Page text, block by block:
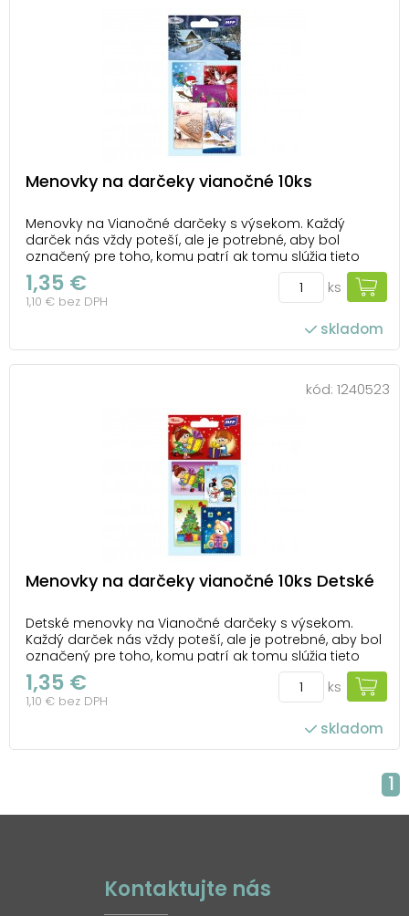
Menovky na darčeky vianočné 10ks
Menovky na Vianočné darčeky s výsekom. Každý
darček nás vždy poteší, ale je potrebné, aby bol
označený pre toho, komu patrí ak tomu slúžia tieto
farebné menovky s vianočnými motívmi, ktoré darček
spestrí! BALENIE OBSAHUJE: - 10 kusov menoviek s
rôznymi motívmi Menovky sú balené v sáčku so ...
1,35 €
1,10 € bez DPH
ks
skladom
kód: 1240523
Menovky na darčeky vianočné 10ks Detské
Detské menovky na Vianočné darčeky s výsekom.
Každý darček nás vždy poteší, ale je potrebné, aby bol
označený pre toho, komu patrí ak tomu slúžia tieto
farebné menovky s vianočnými motívmi, ktoré darček
spestrí! BALENIE OBSAHUJE: - 10 kusov menoviek s
rôznymi motívmi Menovky sú balené v sá...
1,35 €
1,10 € bez DPH
ks
skladom
1
Kontaktujte nás